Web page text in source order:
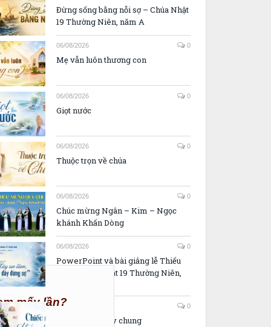
mấy lần?
Đừng sống bằng nỗi sợ – Chúa Nhật
19 Thường Niên, năm A
06/08/2026 0
Mẹ vẫn luôn thương con
06/08/2026 0
Giọt nước
06/08/2026 0
Thuộc trọn về chúa
06/08/2026 0
Chúc mừng Ngân – Kim – Ngọc
khánh Khấn Dòng
06/08/2026 0
PowerPoint và bài giảng lễ Thiếu
Nhi – Chúa Nhật 19 Thường Niên,
06/08/2026 0
Chiếc nhẫn thủy chung